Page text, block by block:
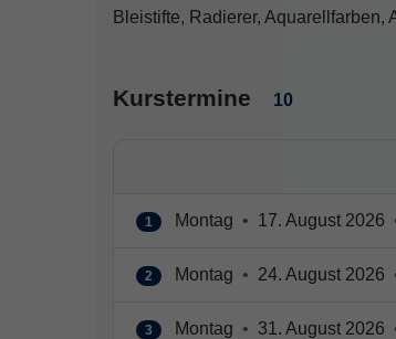
Bleistifte, Radierer,
Kurstermine 10
1 Montag • 17. August 2026
2 Montag • 24. August 2026
3 Montag • 31. August 2026